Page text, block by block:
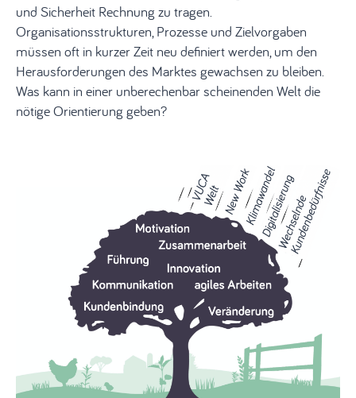
und Sicherheit Rechnung zu tragen.
Organisationsstrukturen, Prozesse und Zielvorgaben
müssen oft in kurzer Zeit neu definiert werden, um den
Herausforderungen des Marktes gewachsen zu bleiben.
Was kann in einer unberechenbar scheinenden Welt die
nötige Orientierung geben?